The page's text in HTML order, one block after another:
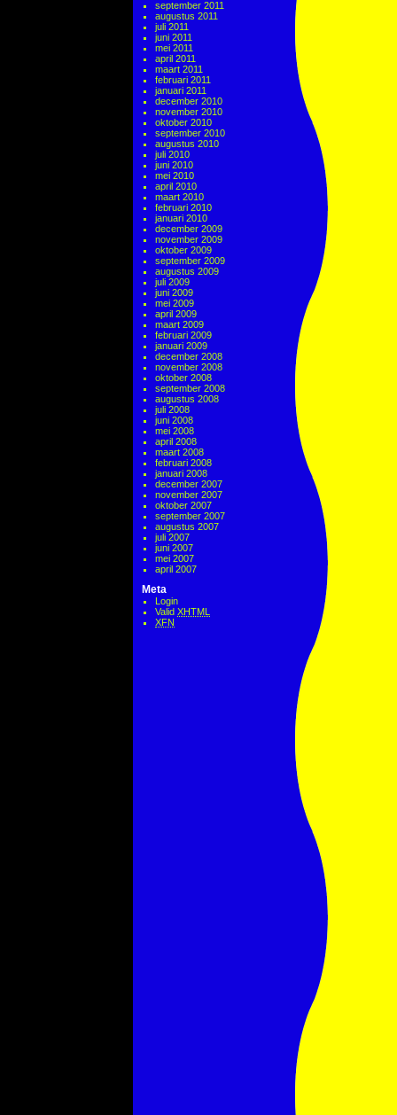
september 2011
augustus 2011
juli 2011
juni 2011
mei 2011
april 2011
maart 2011
februari 2011
januari 2011
december 2010
november 2010
oktober 2010
september 2010
augustus 2010
juli 2010
juni 2010
mei 2010
april 2010
maart 2010
februari 2010
januari 2010
december 2009
november 2009
oktober 2009
september 2009
augustus 2009
juli 2009
juni 2009
mei 2009
april 2009
maart 2009
februari 2009
januari 2009
december 2008
november 2008
oktober 2008
september 2008
augustus 2008
juli 2008
juni 2008
mei 2008
april 2008
maart 2008
februari 2008
januari 2008
december 2007
november 2007
oktober 2007
september 2007
augustus 2007
juli 2007
juni 2007
mei 2007
april 2007
Meta
Login
Valid XHTML
XFN